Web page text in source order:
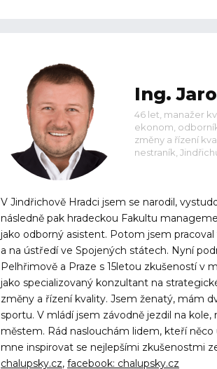
Ing.
46 let, manažer
ekonom,
změny a řízení
nestraník,
V Jindřichově Hradci jsem se narodil,
následně pak hradeckou Fakultu
jako odborný asistent. Potom jsem
a na ústředí ve Spojených státech. Nyní
Pelhřimově a Praze s 15letou zkušeností v
jako specializovaný konzultant na
změny a řízení kvality. Jsem ženatý, mám
sportu. V mládí jsem závodně jezdil na
městem. Rád naslouchám lidem, kteří něco
mne inspirovat se nejlepšími zkušenostmi
chalupsky.cz, facebook: chalupsky.cz